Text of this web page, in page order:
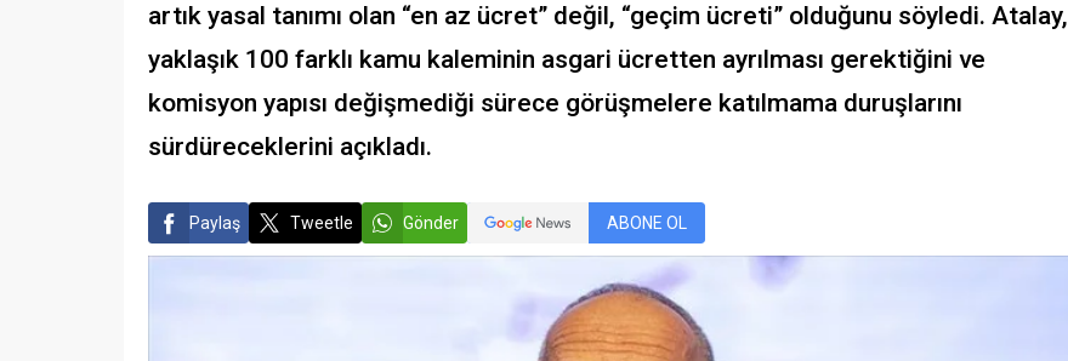
artık yasal tanımı olan “en az ücret” değil, “geçim ücreti” olduğunu söyledi. Atalay,
yaklaşık 100 farklı kamu kaleminin asgari ücretten ayrılması gerektiğini ve
komisyon yapısı değişmediği sürece görüşmelere katılmama duruşlarını
sürdüreceklerini açıkladı.
Paylaş Tweetle Gönder ABONE OL